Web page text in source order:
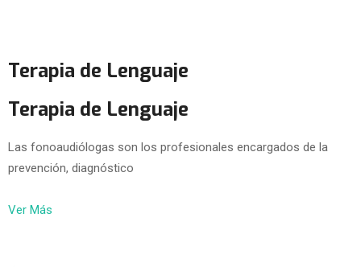
Terapia de Lenguaje
Terapia de Lenguaje
Las fonoaudiólogas son los profesionales encargados de la
prevención, diagnóstico
Ver Más